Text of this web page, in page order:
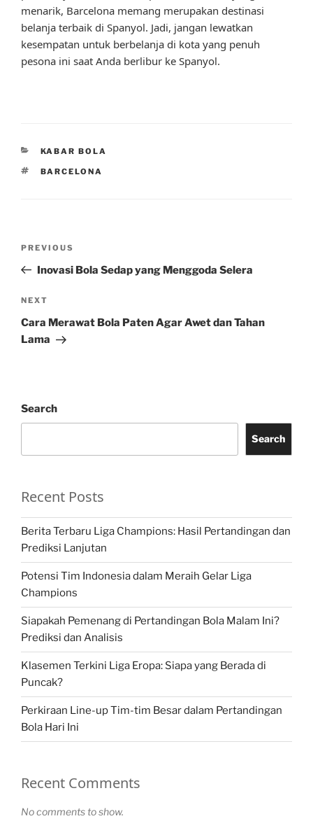
menarik, Barcelona memang merupakan destinasi
belanja terbaik di Spanyol. Jadi, jangan lewatkan
kesempatan untuk berbelanja di kota yang penuh
pesona ini saat Anda berlibur ke Spanyol.
CATEGORIES
KABAR BOLA
TAGS
BARCELONA
Previous
Post
PREVIOUS
Inovasi Bola Sedap yang Menggoda Selera
Next
Post
NEXT
Cara Merawat Bola Paten Agar Awet dan Tahan
Lama
Search
Search
Recent Posts
Berita Terbaru Liga Champions: Hasil Pertandingan dan
Prediksi Lanjutan
Potensi Tim Indonesia dalam Meraih Gelar Liga
Champions
Siapakah Pemenang di Pertandingan Bola Malam Ini?
Prediksi dan Analisis
Klasemen Terkini Liga Eropa: Siapa yang Berada di
Puncak?
Perkiraan Line-up Tim-tim Besar dalam Pertandingan
Bola Hari Ini
Recent Comments
No comments to show.